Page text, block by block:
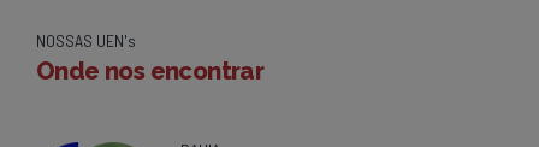
NOSSAS UEN's
Onde nos encontrar